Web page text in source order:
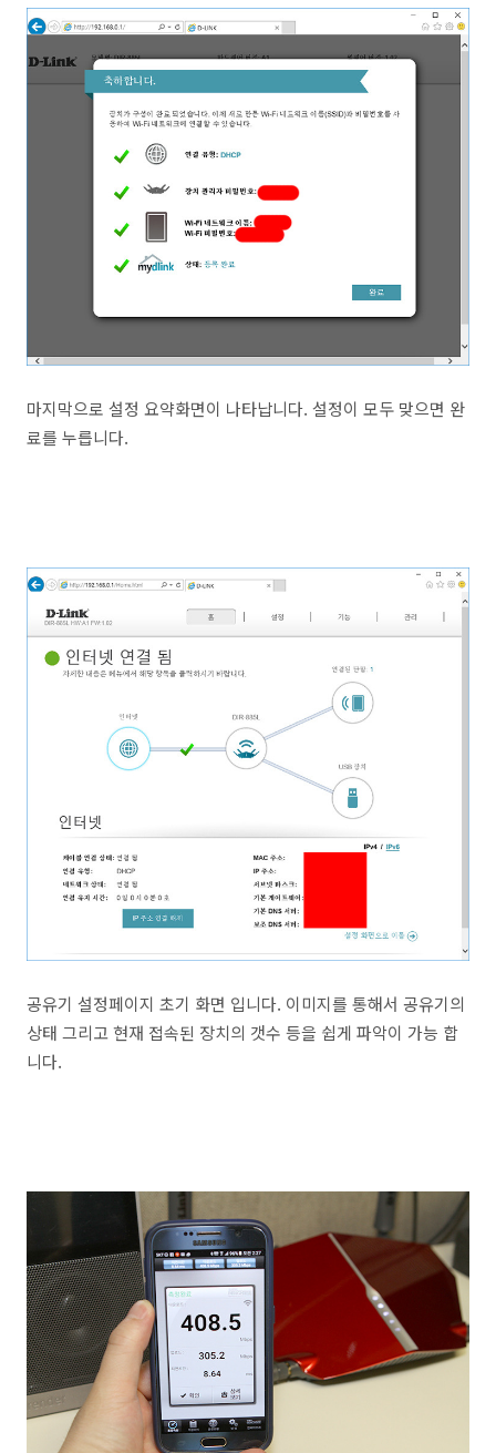
마지막으로 설정 요약화면이 나타납니다. 설정이 모두 맞으면 완
료를 누릅니다.
공유기 설정페이지 초기 화면 입니다. 이미지를 통해서 공유기의
상태 그리고 현재 접속된 장치의 갯수 등을 쉽게 파악이 가능 합
니다.